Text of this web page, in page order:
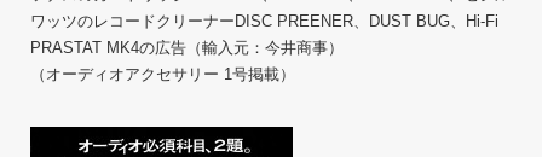
ワッツのレコードクリーナーDISC PREENER、DUST BUG、Hi-Fi
PRASTAT MK4の広告（輸入元：今井商事）
（オーディオアクセサリー 1号掲載）